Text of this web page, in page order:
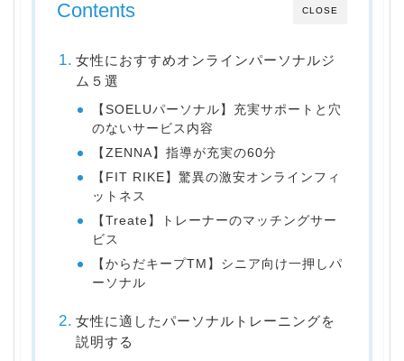
CLOSE
Contents
女性におすすめオンラインパーソナルジ
ム５選
【SOELUパーソナル】充実サポートと穴
のないサービス内容
【ZENNA】指導が充実の60分
【FIT RIKE】驚異の激安オンラインフィ
ットネス
【Treate】トレーナーのマッチングサー
ビス
【からだキープTM】シニア向け一押しパ
ーソナル
女性に適したパーソナルトレーニングを
説明する